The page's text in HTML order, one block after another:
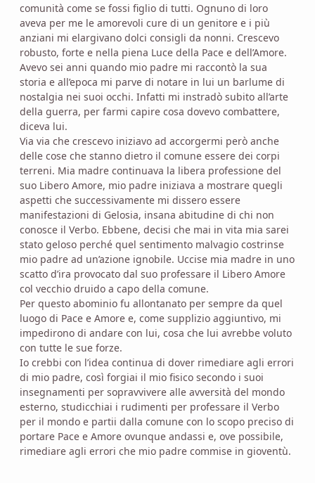
comunità come se fossi figlio di tutti. Ognuno di loro
aveva per me le amorevoli cure di un genitore e i più
anziani mi elargivano dolci consigli da nonni. Crescevo
robusto, forte e nella piena Luce della Pace e dell’Amore.
Avevo sei anni quando mio padre mi raccontò la sua
storia e all’epoca mi parve di notare in lui un barlume di
nostalgia nei suoi occhi. Infatti mi instradò subito all’arte
della guerra, per farmi capire cosa dovevo combattere,
diceva lui.
Via via che crescevo iniziavo ad accorgermi però anche
delle cose che stanno dietro il comune essere dei corpi
terreni. Mia madre continuava la libera professione del
suo Libero Amore, mio padre iniziava a mostrare quegli
aspetti che successivamente mi dissero essere
manifestazioni di Gelosia, insana abitudine di chi non
conosce il Verbo. Ebbene, decisi che mai in vita mia sarei
stato geloso perché quel sentimento malvagio costrinse
mio padre ad un’azione ignobile. Uccise mia madre in uno
scatto d’ira provocato dal suo professare il Libero Amore
col vecchio druido a capo della comune.
Per questo abominio fu allontanato per sempre da quel
luogo di Pace e Amore e, come supplizio aggiuntivo, mi
impedirono di andare con lui, cosa che lui avrebbe voluto
con tutte le sue forze.
Io crebbi con l’idea continua di dover rimediare agli errori
di mio padre, così forgiai il mio fisico secondo i suoi
insegnamenti per sopravvivere alle avversità del mondo
esterno, studicchiai i rudimenti per professare il Verbo
per il mondo e partii dalla comune con lo scopo preciso di
portare Pace e Amore ovunque andassi e, ove possibile,
rimediare agli errori che mio padre commise in gioventù.